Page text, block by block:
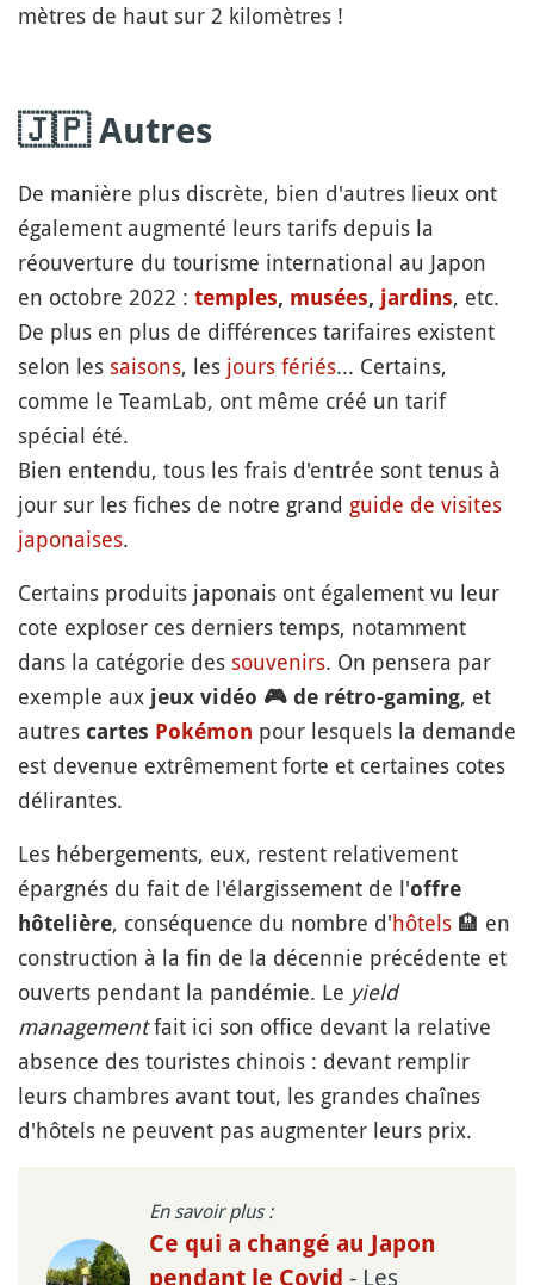
mètres de haut sur 2 kilomètres !
🇯🇵 Autres
De manière plus discrète, bien d'autres lieux ont
également augmenté leurs tarifs depuis la
réouverture du tourisme international au Japon
en octobre 2022 : temples, musées, jardins, etc.
De plus en plus de différences tarifaires existent
selon les saisons, les jours fériés... Certains,
comme le TeamLab, ont même créé un tarif
spécial été.
Bien entendu, tous les frais d'entrée sont tenus à
jour sur les fiches de notre grand guide de visites
japonaises.
Certains produits japonais ont également vu leur
cote exploser ces derniers temps, notamment
dans la catégorie des souvenirs. On pensera par
exemple aux jeux vidéo 🎮 de rétro-gaming, et
autres cartes Pokémon pour lesquels la demande
est devenue extrêmement forte et certaines cotes
délirantes.
Les hébergements, eux, restent relativement
épargnés du fait de l'élargissement de l'offre
hôtelière, conséquence du nombre d'hôtels 🏨 en
construction à la fin de la décennie précédente et
ouverts pendant la pandémie. Le yield
managementfait ici son office devant la relative
absence des touristes chinois : devant remplir
leurs chambres avant tout, les grandes chaînes
d'hôtels ne peuvent pas augmenter leurs prix.
En savoir plus :
Ce qui a changé au Japon
pendant le Covid - Les